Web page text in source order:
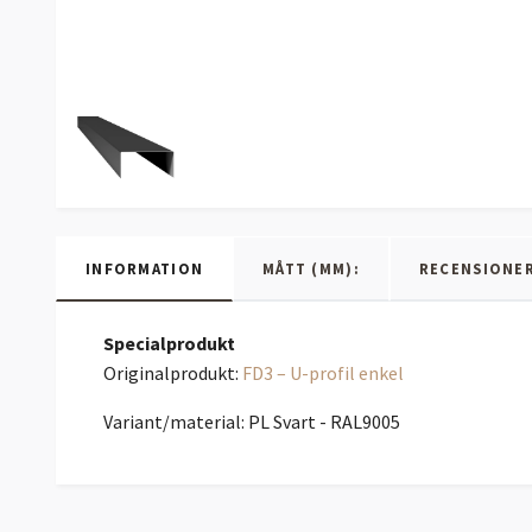
INFORMATION MÅTT (MM):
Specialprodukt
Originalprodukt: FD3 – U-profil enkel
Variant/material: PL Svart - RAL9005